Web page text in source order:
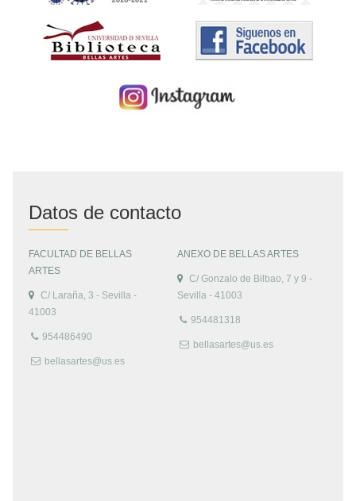
Datos de contacto
FACULTAD DE BELLAS
ARTES
C/ Laraña, 3 - Sevilla -
41003
954486490
bellasartes@us.es
ANEXO DE BELLAS ARTES
C/ Gonzalo de Bilbao, 7 y 9 -
Sevilla - 41003
954481318
bellasartes@us.es